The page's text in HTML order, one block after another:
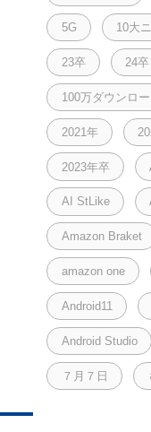
5G 10大
23卒 24卒
100万ダウンロー
2021年
2023年卒
AI StLike
Amazon Braket
amazon one
Android11
Android Studio
７月７日